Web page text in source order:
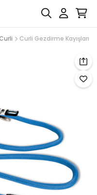
Curli Gezdirme Kayışları